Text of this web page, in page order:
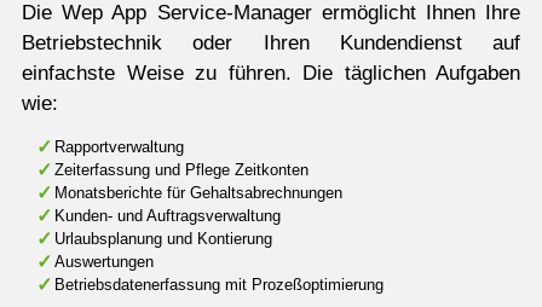
Die Wep App Service-Manager ermöglicht Ihnen Ihre
Betriebstechnik oder Ihren Kundendienst auf
einfachste Weise zu führen. Die täglichen Aufgaben
wie:
Rapportverwaltung
Zeiterfassung und Pflege Zeitkonten
Monatsberichte für Gehaltsabrechnungen
Kunden- und Auftragsverwaltung
Urlaubsplanung und Kontierung
Auswertungen
Betriebsdatenerfassung mit Prozeßoptimierung